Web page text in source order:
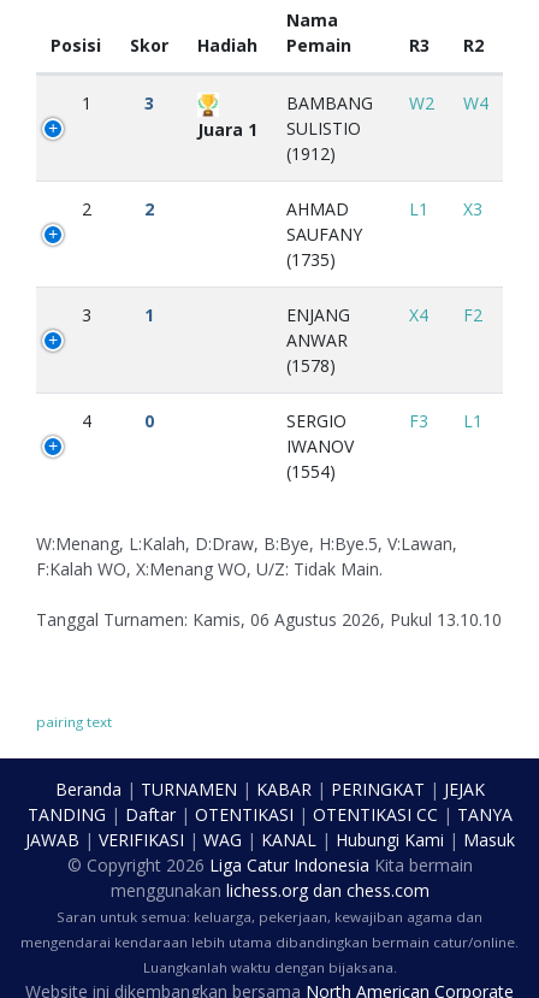
Posisi Skor Hadiah
Nama
Pemain
R3 R2
1
3
Juara 1
BAMBANG
SULISTIO
(1912)
W2 W4
2 2
AHMAD
SAUFANY
(1735)
L1 X3
3 1
ENJANG
ANWAR
(1578)
X4 F2
4 0
SERGIO
IWANOV
(1554)
F3 L1
W:Menang, L:Kalah, D:Draw, B:Bye, H:Bye.5, V:Lawan,
F:Kalah WO, X:Menang WO, U/Z: Tidak Main.
Tanggal Turnamen: Kamis, 06 Agustus 2026, Pukul 13.10.10
pairing text
Beranda | TURNAMEN | KABAR| PERINGKAT | JEJAK
TANDING | Daftar| OTENTIKASI | OTENTIKASI CC | TANYA
JAWAB | VERIFIKASI | WAG | KANAL| Hubungi Kami | Masuk
© Copyright 2026 Liga Catur Indonesia Kita bermain
menggunakan lichess.orgdan chess.com
Saran untuk semua: keluarga, pekerjaan, kewajiban agama dan
mengendarai kendaraan lebih utama dibandingkan bermain catur/online.
Luangkanlah waktu dengan bijaksana.
Website ini dikembangkan bersama North American Corporate